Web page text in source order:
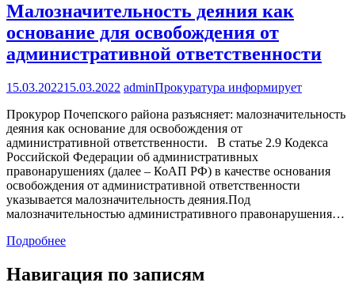
Малозначительность деяния как
основание для освобождения от
административной ответственности
15.03.202215.03.2022 adminПрокуратура информирует
Прокурор Почепского района разъясняет: малозначительность
деяния как основание для освобождения от
административной ответственности. В статье 2.9 Кодекса
Российской Федерации об административных
правонарушениях (далее – КоАП РФ) в качестве основания
освобождения от административной ответственности
указывается малозначительность деяния.Под
малозначительностью административного правонарушения…
Подробнее
Навигация по записям